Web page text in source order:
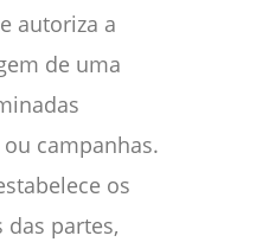
autoriza a
de uma
campanhas.
os
das partes,